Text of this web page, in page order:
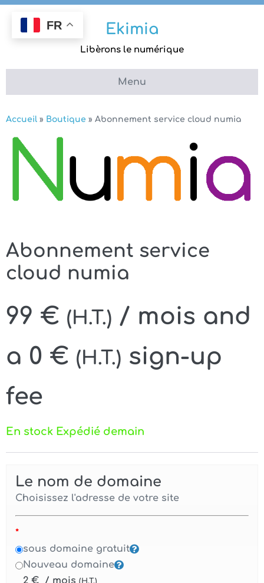
Aller
contenu
Ekimia
Libèrons le numérique
Menu
Accueil » Boutique » Abonnement service cloud numia
Abonnement service
cloud numia
99 € (H.T.) / mois and
a 0 € (H.T.) sign-up
fee
En stock Expédié demain
Le nom de domaine
Choisissez l'adresse de votre site
*
sous domaine gratuit
Nouveau domaine
2 € / mois (H.T.)
FR